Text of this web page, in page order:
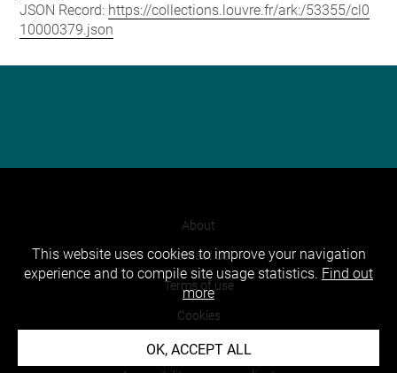
JSON Record: https://collections.louvre.fr/ark:/53355/cl0
10000379.json
About
Contact Us
Terms of use
Cookies
Credits
This website uses cookies to improve your navigation
experience and to compile site usage statistics. Find out
more
OK, ACCEPT ALL